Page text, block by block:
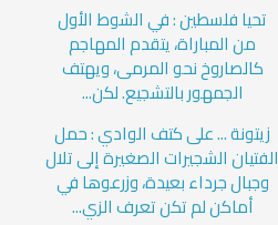
تحيا فلسطين : في الشوط الأول
من المباراة، يتقدم المهاجم
كالصاروخ نحو المرمى، ويهتف
الجمهور بالتشجيع. لكن...
زيتونة ... على كتف الوادي : حمل
الفتيان الشجيرات الصغيرة إلى تلال
وجبال جرداء بعيدة، وزرعوها في
أماكن لم تكن تعرف الزي...